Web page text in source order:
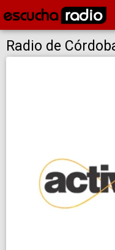
Radio de